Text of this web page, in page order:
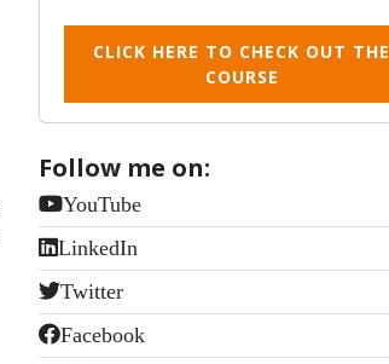
CLICK HERE TO CHECK OUT THE
COURSE
Follow me on:
YouTube
LinkedIn
Twitter
Facebook